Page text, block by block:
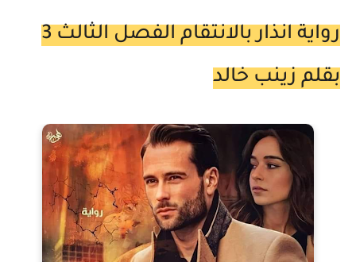
رواية انذار بالانتقام الفصل الثالث 3
بقلم زينب خالد